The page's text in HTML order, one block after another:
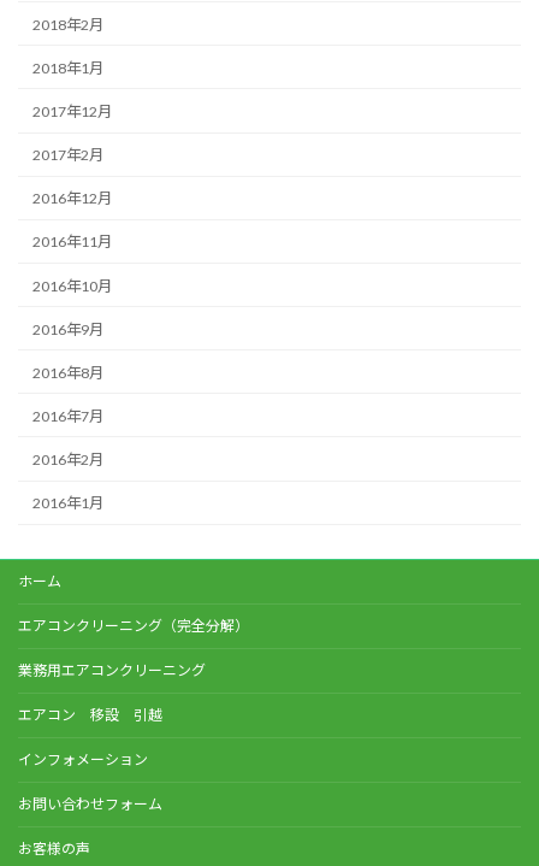
2018年2月
2018年1月
2017年12月
2017年2月
2016年12月
2016年11月
2016年10月
2016年9月
2016年8月
2016年7月
2016年2月
2016年1月
ホーム
エアコンクリーニング（完全分解）
業務用エアコンクリーニング
エアコン 移設 引越
インフォメーション
お問い合わせフォーム
お客様の声